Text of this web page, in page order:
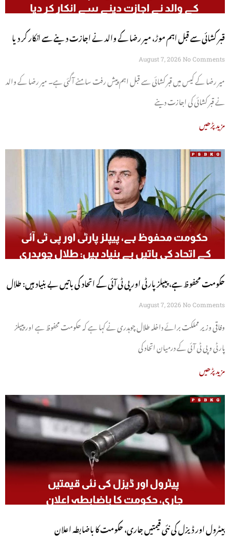
قبر کشائی سے قبل اہم موڑ، میر رضا کے والد نے اجازت دینے سے انکار کر دیا
August 7, 2026 No Comments
میر رضا کے کیس میں قبر کشائی سے قبل اہم پیش رفت سامنے آگئی ہے۔ میر رضا کے والد
نے قبر کشائی کی اجازت دینے
مزید پڑھیں
حکومت محفوظ ہے، پیپلز پارٹی اور پی ٹی آئی کے اتحاد کی باتیں بے بنیاد ہیں: طلال
چوہدری
August 7, 2026 No Comments
وفاقی وزیر مملکت برائے داخلہ طلال چوہدری نے کہا ہے کہ حکومت محفوظ ہے اور پیپلز
پارٹی و پی ٹی آئی کے درمیان اتحاد کی
مزید پڑھیں
پیٹرول اور ڈیزل کی نئی قیمتیں جاری، حکومت کا باضابطہ اعلان